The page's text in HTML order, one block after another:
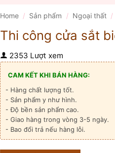
Home / Sản phẩm / Ngoại thất /
Thi công cửa sắt
2353 Lượt xem
CAM KẾT KHI BÁN HÀNG:
- Hàng chất lượng tốt.
- Sản phẩm y như hình.
- Độ bền sản phẩm cao.
- Giao hàng trong vòng 3-5 ngày.
- Bao đổi trả nếu hàng lỗi.